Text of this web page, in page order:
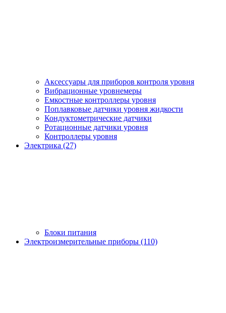
Аксессуары для приборов контроля уровня
Вибрационные уровнемеры
Емкостные контроллеры уровня
Поплавковые датчики уровня жидкости
Кондуктометрические датчики
Ротационные датчики уровня
Контроллеры уровня
Электрика (27)
Блоки питания
Электроизмерительные приборы (110)